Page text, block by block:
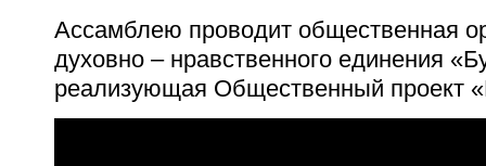
Ассамблею проводит общественная
духовно – нравственного единения
реализующая Общественный проект